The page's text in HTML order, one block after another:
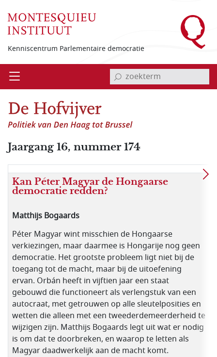
Kenniscentrum Parlementaire democratie
Open invoerveld zoekterm
Jaargang 16, nummer 174
Kan Péter Magyar de Hongaarse
democratie redden?
Matthijs Bogaards
Péter Magyar wint misschien de Hongaarse
verkiezingen, maar daarmee is Hongarije nog geen
democratie. Het grootste probleem ligt niet bij de
toegang tot de macht, maar bij de uitoefening
ervan. Orbán heeft in vijftien jaar een staat
gebouwd die functioneert als verlengstuk van een
autocraat, met getrouwen op alle sleutelposities en
wetten die alleen met een tweederdemeerderheid te
wijzigen zijn. Matthijs Bogaards legt uit wat er nodig
is om dat te doorbreken, en waarop te letten als
Magyar daadwerkelijk aan de macht komt.